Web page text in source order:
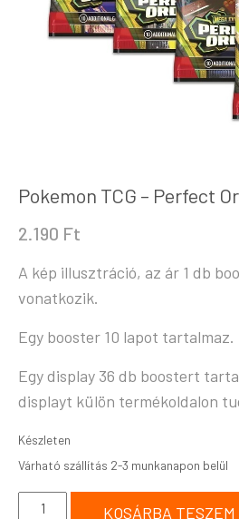
Pokemon TCG – Perfect
2.190 Ft
A kép illusztráció, az ár 1 db
vonatkozik.
Egy booster 10 lapot tartalmaz.
Egy display 36 db boostert
displayt külön termékoldalon
Készleten
KOSÁRBA TESZEM